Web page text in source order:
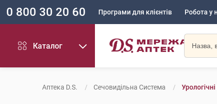
0 800 30 20 60 Програми для клієнтів Робота у
Каталог
Аптека D.S. Сечовидільна Система